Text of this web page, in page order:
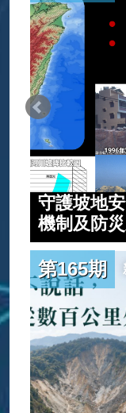
守護坡地
機制及防
第165期